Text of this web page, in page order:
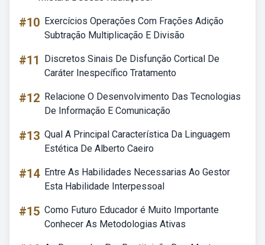
#10 Exercícios Operações Com Frações Adição
Subtração Multiplicação E Divisão
#11
Discretos Sinais De Disfunção Cortical De
Caráter Inespecífico Tratamento
#12 Relacione O Desenvolvimento Das Tecnologias
De Informação E Comunicação
#13 Qual A Principal Característica Da Linguagem
Estética De Alberto Caeiro
#14 Entre As Habilidades Necessarias Ao Gestor
Esta Habilidade Interpessoal
#15 Como Futuro Educador é Muito Importante
Conhecer As Metodologias Ativas